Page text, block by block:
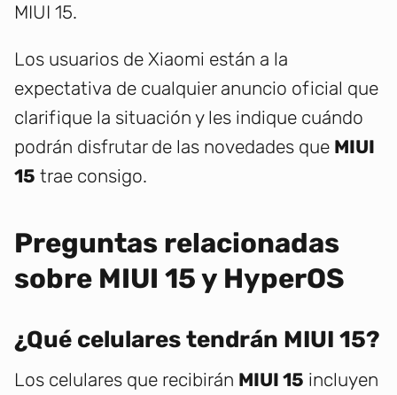
MIUI 15.
Los usuarios de Xiaomi están a la
expectativa de cualquier anuncio oficial que
clarifique la situación y les indique cuándo
podrán disfrutar de las novedades que MIUI
15 trae consigo.
Preguntas relacionadas
sobre MIUI 15 y HyperOS
¿Qué celulares tendrán MIUI 15?
Los celulares que recibirán MIUI 15 incluyen